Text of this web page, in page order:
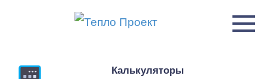
Калькуляторы